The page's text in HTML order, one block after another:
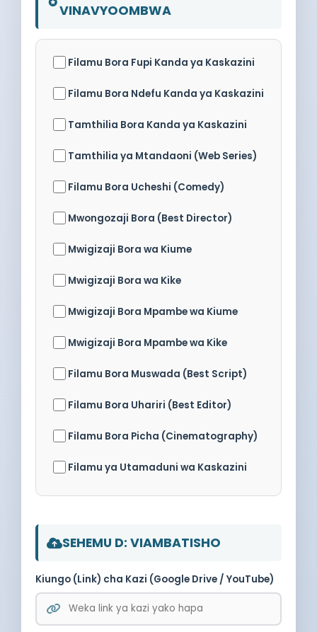
VINAVYOOMBWA
Filamu Bora Fupi Kanda ya Kaskazini
Filamu Bora Ndefu Kanda ya Kaskazini
Tamthilia Bora Kanda ya Kaskazini
Tamthilia ya Mtandaoni (Web Series)
Filamu Bora Ucheshi (Comedy)
Mwongozaji Bora (Best Director)
Mwigizaji Bora wa Kiume
Mwigizaji Bora wa Kike
Mwigizaji Bora Mpambe wa Kiume
Mwigizaji Bora Mpambe wa Kike
Filamu Bora Muswada (Best Script)
Filamu Bora Uhariri (Best Editor)
Filamu Bora Picha (Cinematography)
Filamu ya Utamaduni wa Kaskazini
SEHEMU D: VIAMBATISHO
Kiungo (Link) cha Kazi (Google Drive / YouTube)